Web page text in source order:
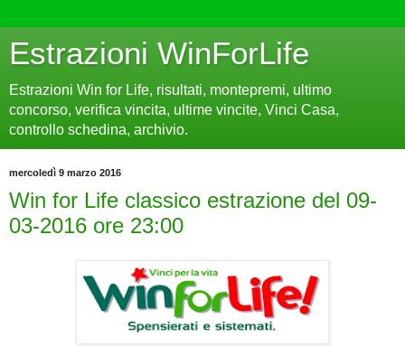
Estrazioni WinForLife
Estrazioni Win for Life, risultati, montepremi, ultimo
concorso, verifica vincita, ultime vincite, Vinci Casa,
controllo schedina, archivio.
mercoledì 9 marzo 2016
Win for Life classico estrazione del 09-
03-2016 ore 23:00